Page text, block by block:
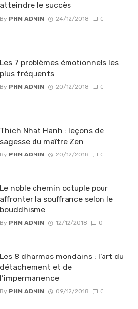
atteindre le succès
By PHM ADMIN 24/12/2018 0
Les 7 problèmes émotionnels les
plus fréquents
By PHM ADMIN 20/12/2018 0
Thich Nhat Hanh : leçons de
sagesse du maître Zen
By PHM ADMIN 20/12/2018 0
Le noble chemin octuple pour
affronter la souffrance selon le
bouddhisme
By PHM ADMIN 12/12/2018 0
Les 8 dharmas mondains : l’art du
détachement et de
l’impermanence
By PHM ADMIN 09/12/2018 0